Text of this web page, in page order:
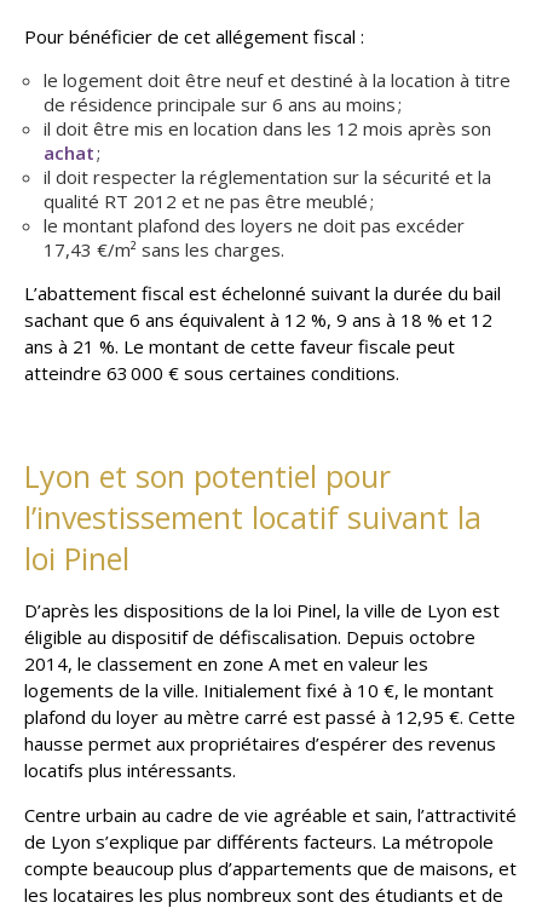
Pour bénéficier de cet allégement fiscal :
le logement doit être neuf et destiné à la location à titre
de résidence principale sur 6 ans au moins ;
il doit être mis en location dans les 12 mois après son
achat;
il doit respecter la réglementation sur la sécurité et la
qualité RT 2012 et ne pas être meublé ;
le montant plafond des loyers ne doit pas excéder
17,43 €/m² sans les charges.
L’abattement fiscal est échelonné suivant la durée du bail
sachant que 6 ans équivalent à 12 %, 9 ans à 18 % et 12
ans à 21 %. Le montant de cette faveur fiscale peut
atteindre 63 000 € sous certaines conditions.
Lyon et son potentiel pour
l’investissement locatif suivant la
loi Pinel
D’après les dispositions de la loi Pinel, la ville de Lyon est
éligible au dispositif de défiscalisation. Depuis octobre
2014, le classement en zone A met en valeur les
logements de la ville. Initialement fixé à 10 €, le montant
plafond du loyer au mètre carré est passé à 12,95 €. Cette
hausse permet aux propriétaires d’espérer des revenus
locatifs plus intéressants.
Centre urbain au cadre de vie agréable et sain, l’attractivité
de Lyon s’explique par différents facteurs. La métropole
compte beaucoup plus d’appartements que de maisons, et
les locataires les plus nombreux sont des étudiants et de